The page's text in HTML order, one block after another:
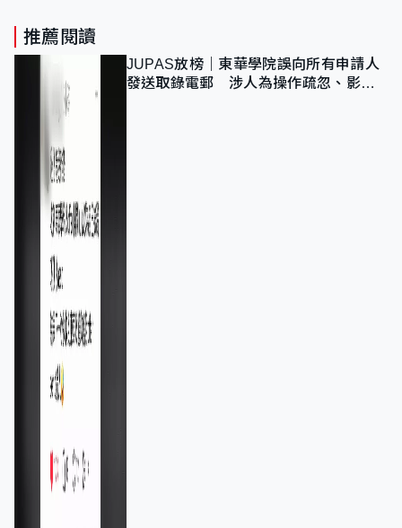
推薦閱讀
JUPAS放榜｜東華學院誤向所有申請人
發送取錄電郵 涉人為操作疏忽、影響